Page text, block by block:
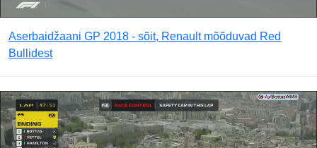
Aserbaidžaani GP 2018 - sõit, Renault mõõduvad Red
Bullidest